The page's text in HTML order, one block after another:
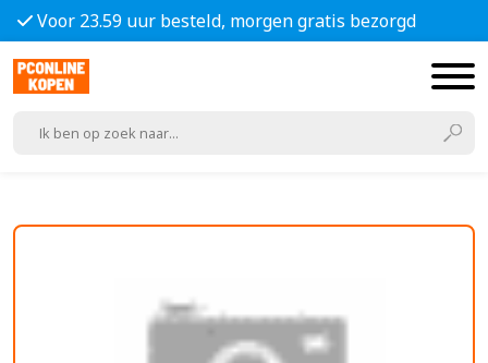
Voor 23.59 uur besteld, morgen gratis bezorgd